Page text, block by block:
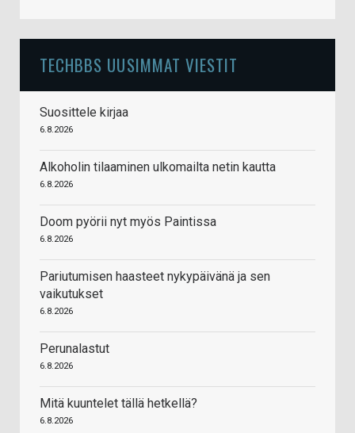
TECHBBS UUSIMMAT VIESTIT
Suosittele kirjaa
6.8.2026
Alkoholin tilaaminen ulkomailta netin kautta
6.8.2026
Doom pyörii nyt myös Paintissa
6.8.2026
Pariutumisen haasteet nykypäivänä ja sen
vaikutukset
6.8.2026
Perunalastut
6.8.2026
Mitä kuuntelet tällä hetkellä?
6.8.2026